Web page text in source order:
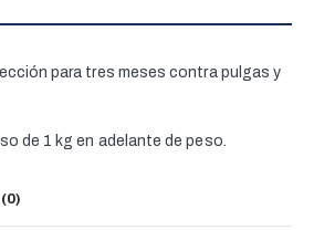
para tres meses contra pulgas y
de 1 kg en adelante de peso.